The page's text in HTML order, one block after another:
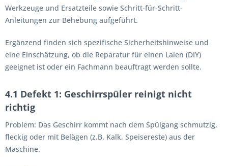
Werkzeuge und Ersatzteile sowie Schritt-für-Schritt-
Anleitungen zur Behebung aufgeführt.
Ergänzend finden sich spezifische Sicherheitshinweise und
eine Einschätzung, ob die Reparatur für einen Laien (DIY)
geeignet ist oder ein Fachmann beauftragt werden sollte.
4.1 Defekt 1: Geschirrspüler reinigt nicht
richtig
Problem: Das Geschirr kommt nach dem Spülgang schmutzig,
fleckig oder mit Belägen (z.B. Kalk, Speisereste) aus der
Maschine.